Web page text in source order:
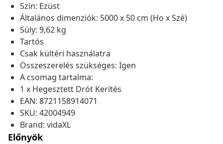
Szín: Ezüst
Általános dimenziók: 5000 x 50 cm (Ho x Szé)
Súly: 9,62 kg
Tartós
Csak kültéri használatra
Összeszerelés szükséges: Igen
A csomag tartalma:
1 x Hegesztett Drót Kerítés
EAN: 8721158914071
SKU: 42004949
Brand: vidaXL
Előnyök